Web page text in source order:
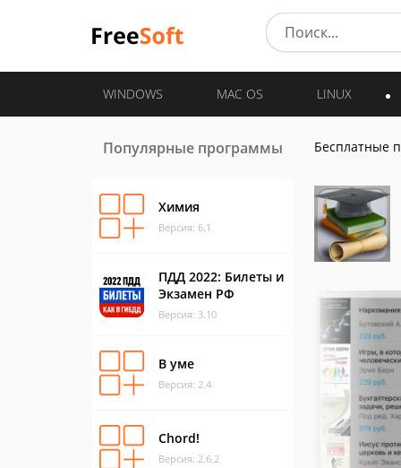
WINDOWS MAC OS LINUX
Популярные программы
Химия
Версия: 6.1
ПДД 2022: Билеты и
Экзамен РФ
Версия: 3.10
В уме
Версия: 2.4
Chord!
Версия: 2.6.2
Бесплатные